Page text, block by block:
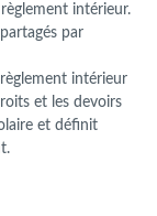
intérieur.
par
intérieur
et les devoirs
et définit